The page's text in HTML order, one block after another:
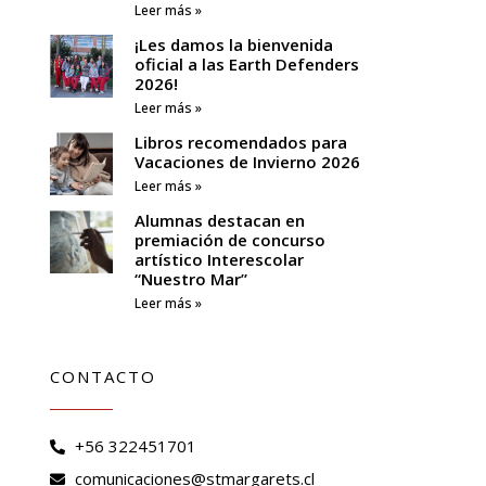
Leer más »
¡Les damos la bienvenida
oficial a las Earth Defenders
2026!
Leer más »
Libros recomendados para
Vacaciones de Invierno 2026
Leer más »
Alumnas destacan en
premiación de concurso
artístico Interescolar
“Nuestro Mar”
Leer más »
CONTACTO
+56 322451701
comunicaciones@stmargarets.cl